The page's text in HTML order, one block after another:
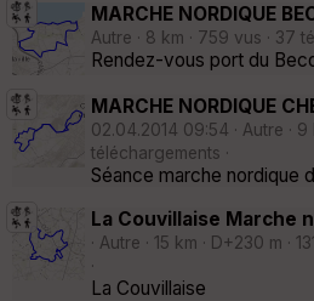
MARCHE NORDIQUE
Autre · 8 km · 759 vus · 37
Rendez-vous port du
MARCHE NORDIQUE
02.04.2014 09:54 · Autre · 9
téléchargements ·
Séance marche nordique
La Couvillaise Marche
· Autre · 15 km · D+230 m ·
·
La Couvillaise